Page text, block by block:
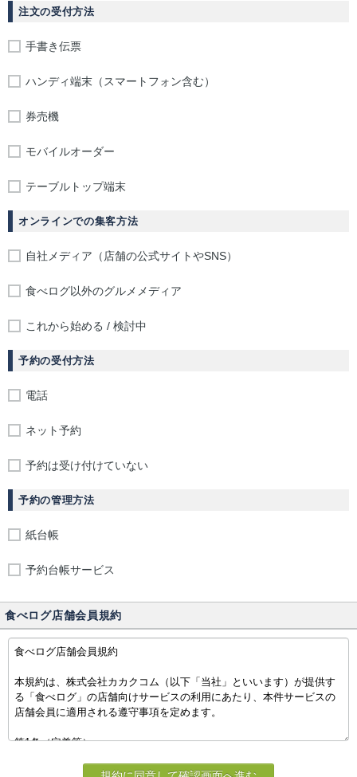
注文の受付方法
手書き伝票
ハンディ端末（スマートフォン含む）
券売機
モバイルオーダー
テーブルトップ端末
オンラインでの集客方法
自社メディア（店舗の公式サイトやSNS）
食べログ以外のグルメメディア
これから始める / 検討中
予約の受付方法
電話
ネット予約
予約は受け付けていない
予約の管理方法
紙台帳
予約台帳サービス
食べログ店舗会員規約